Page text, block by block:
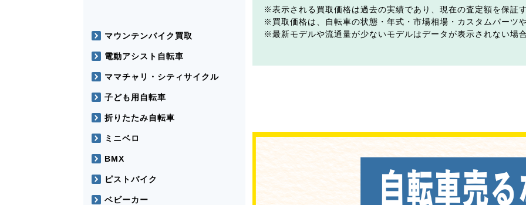
表示される買取価格は過去の実績であり、現在の査定額を保証
買取価格は、自転車の状態・年式・市場相場・カスタムパーツ
最新モデルや流通量が少ないモデルはデータが表示されない場
マウンテンバイク買取
電動アシスト自転車
ママチャリ・シティサイクル
子ども用自転車
折りたたみ自転車
ミニベロ
BMX
ピストバイク
ベビーカー